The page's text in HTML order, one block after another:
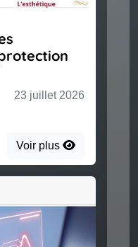
23 juillet 2026
Voir plus